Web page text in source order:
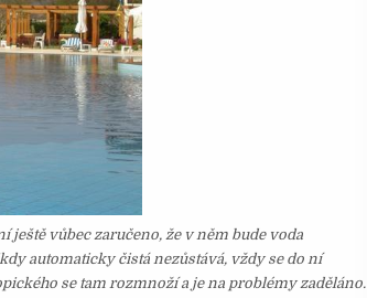
vůbec zaručeno, že v něm bude voda
automaticky čistá nezůstává, vždy se do ní
se tam rozmnoží a je na problémy zaděláno.